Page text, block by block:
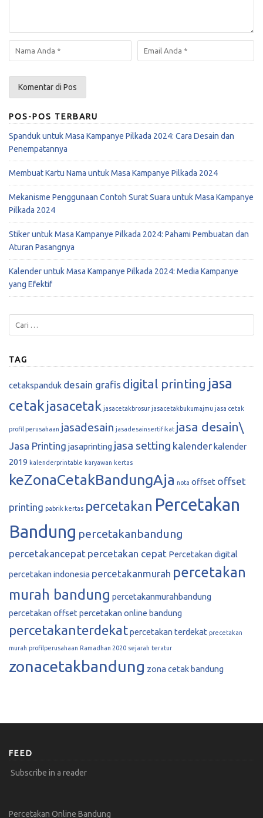
POS-POS TERBARU
Spanduk untuk Masa Kampanye Pilkada 2024: Cara Desain dan
Penempatannya
Membuat Kartu Nama untuk Masa Kampanye Pilkada 2024
Mekanisme Penggunaan Contoh Surat Suara untuk Masa Kampanye
Pilkada 2024
Stiker untuk Masa Kampanye Pilkada 2024: Pahami Pembuatan dan
Aturan Pasangnya
Kalender untuk Masa Kampanye Pilkada 2024: Media Kampanye
yang Efektif
TAG
cetakspanduk desain grafis digital printing jasa
cetak jasacetak jasacetakbrosur jasacetakbukumajmu jasa cetak
profil perusahaan jasadesain jasadesainsertifikat jasa desain\
Jasa Printing jasaprinting jasa setting kalender kalender
2019 kalenderprintable karyawan kertas
keZonaCetakBandungAja nota offset offset
printing pabrik kertas percetakan Percetakan
Bandung percetakanbandung
percetakancepat percetakan cepat Percetakan digital
percetakan indonesia percetakanmurah percetakan
murah bandung percetakanmurahbandung
percetakan offsetpercetakan online bandung
percetakanterdekatpercetakan terdekat precetakan
murah profilperusahaan Ramadhan 2020 sejarah teratur
zonacetakbandung zona cetak bandung
FEED
Subscribe in a reader
Percetakan Online Bandung